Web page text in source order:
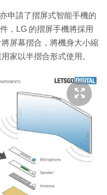
申請了摺屏式智能手機的
，LG 的摺屏手機將採用
屏幕摺合，將機身大小縮
家以半摺合形式使用。